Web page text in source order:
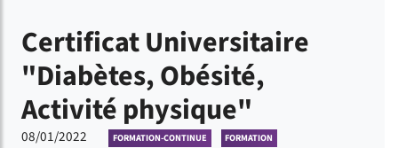
Certificat Universitaire
"Diabètes, Obésité,
Activité physique"
08/01/2022 FORMATION-CONTINUE FORMATION